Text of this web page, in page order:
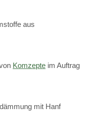
aus
Komzepte im Auftrag
mit Hanf